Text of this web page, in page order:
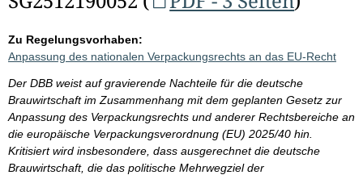
Zu Regelungsvorhaben:
Anpassung des nationalen Verpackungsrechts an das EU-Recht
Der DBB weist auf gravierende Nachteile für die deutsche
Brauwirtschaft im Zusammenhang mit dem geplanten Gesetz zur
Anpassung des Verpackungsrechts und anderer Rechtsbereiche an
die europäische Verpackungsverordnung (EU) 2025/40 hin.
Kritisiert wird insbesondere, dass ausgerechnet die deutsche
Brauwirtschaft, die das politische Mehrwegziel der